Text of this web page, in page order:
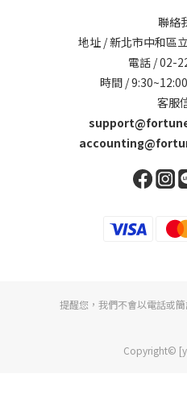
聯絡
地址 / 新北市中和區
電話 / 02-
時間 /
客服
提醒您，我們不會以電話或
Copyright©